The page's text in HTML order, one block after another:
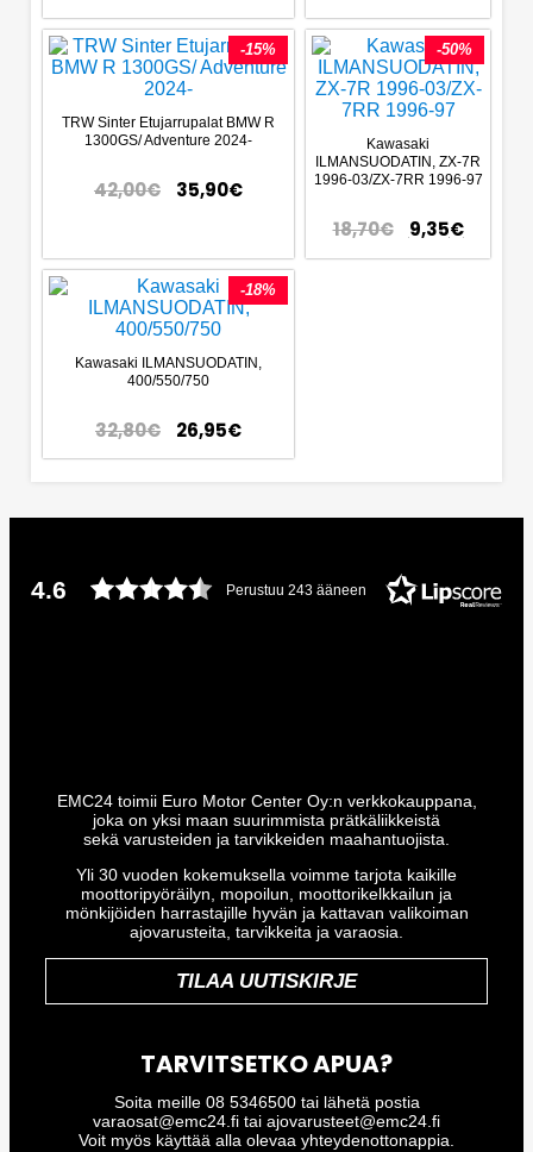
-15%
TRW Sinter Etujarrupalat BMW R
1300GS/ Adventure 2024-
42,00€ 35,90€
-50%
Kawasaki
ILMANSUODATIN, ZX-7R
1996-03/ZX-7RR 1996-97
18,70€ 9,35€
-18%
Kawasaki ILMANSUODATIN,
400/550/750
32,80€ 26,95€
4.6 Perustuu 243 ääneen
EMC24 toimii Euro Motor Center Oy:n verkkokauppana,
joka on yksi maan suurimmista prätkäliikkeistä
sekä varusteiden ja tarvikkeiden maahantuojista.
Yli 30 vuoden kokemuksella voimme tarjota kaikille
moottoripyöräilyn, mopoilun, moottorikelkkailun ja
mönkijöiden harrastajille hyvän ja kattavan valikoiman
ajovarusteita, tarvikkeita ja varaosia.
TILAA UUTISKIRJE
TARVITSETKO APUA?
Soita meille 08 5346500 tai lähetä postia
varaosat@emc24.fi tai ajovarusteet@emc24.fi
Voit myös käyttää alla olevaa yhteydenottonappia.